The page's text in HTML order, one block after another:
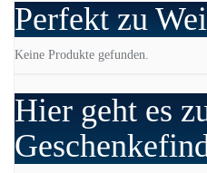
Perfekt zu
Keine Produkte gefunden.
Hier geht es